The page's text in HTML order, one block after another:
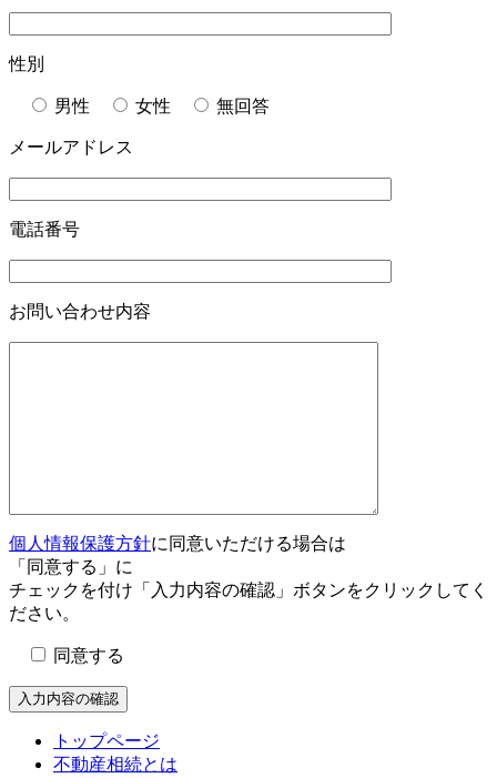
性別
男性 女性 無回答
メールアドレス
電話番号
お問い合わせ内容
個人情報保護方針に同意いただける場合は
「同意する」に
チェックを付け「入力内容の確認」ボタンをクリックしてく
ださい。
同意する
トップページ
不動産相続とは